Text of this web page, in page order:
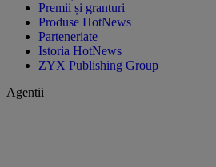
Premii și granturi
Produse HotNews
Parteneriate
Istoria HotNews
ZYX Publishing Group
Agentii